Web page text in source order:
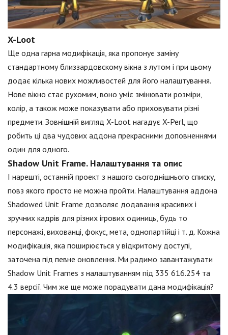
X-Loot
Ще одна гарна модифікація, яка пропонує заміну
стандартному близзардовскому вікна з лутом і при цьому
додає кілька нових можливостей для його налаштування.
Нове вікно стає рухомим, воно уміє змінювати розміри,
колір, а також може показувати або приховувати різні
предмети. Зовнішній вигляд X-Loot нагадує X-Perl, що
робить ці два чудових аддона прекрасними доповненнями
один для одного.
Shadow Unit Frame. Налаштування та опис
І нарешті, останній проект з нашого сьогоднішнього списку,
повз якого просто не можна пройти. Налаштування аддона
Shadowed Unit Frame дозволяє додавання красивих і
зручних кадрів для різних ігрових одиниць, будь то
персонажі, вихованці, фокус, мета, однопартійці і т. д. Кожна
модифікація, яка поширюється у відкритому доступі,
заточена під певне оновлення. Ми радимо завантажувати
Shadow Unit Frames з налаштуванням під 335 616.254 та
4.3 версії. Чим же ще може порадувати дана модифікація?